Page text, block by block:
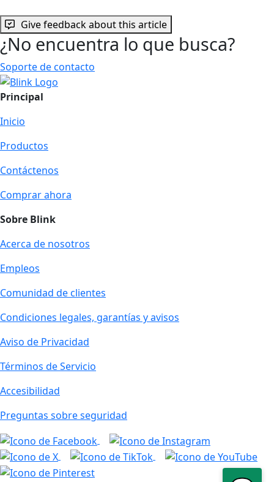
Give feedback about this article
¿No encuentra lo que busca?
Soporte de contacto
Principal
Inicio
Productos
Contáctenos
Comprar ahora
Sobre Blink
Acerca de nosotros
Empleos
Comunidad de clientes
Condiciones legales, garantías y avisos
Aviso de Privacidad
Términos de Servicio
Accesibilidad
Preguntas sobre seguridad